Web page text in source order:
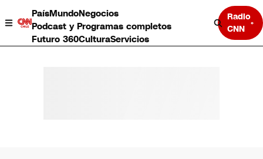
PaísMundoNegocios
Podcast y Programas completos
Futuro 360CulturaServicios
Radio
CNN